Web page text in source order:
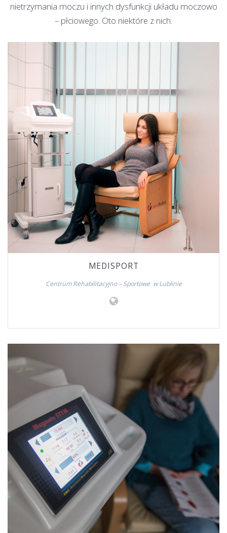
nietrzymania moczu i innych dysfunkcji układu moczowo
– płciowego. Oto niektóre z nich:
MEDISPORT
Centrum Rehabilitacyjno – Sportowe w Lublinie